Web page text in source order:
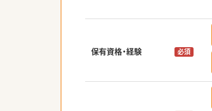
保有資格・経験 必須